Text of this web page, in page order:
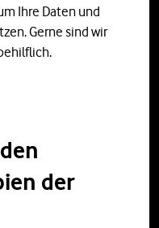
Ihre Daten und
Gerne sind wir
der